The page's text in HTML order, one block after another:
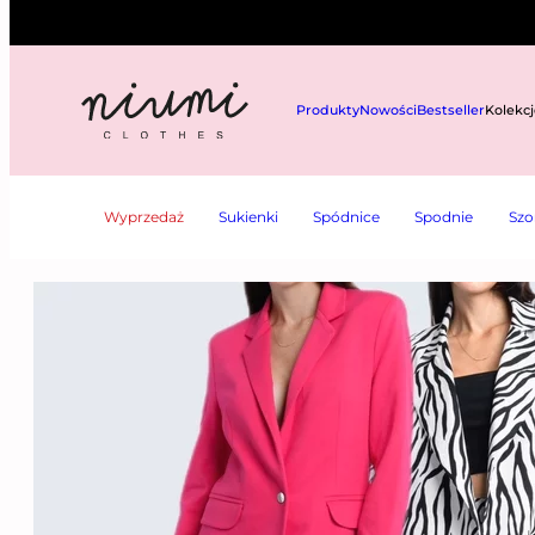
do
ProduktyNowościBestseller
Wyprzedaż Sukienki Spódnice Spodnie